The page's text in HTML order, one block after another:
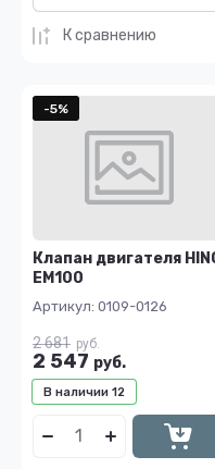
К сравнению
-5%
Клапан двигателя
EM100
Артикул: 0109-0126
В наличии 12
2 681 руб.
2 547 руб.